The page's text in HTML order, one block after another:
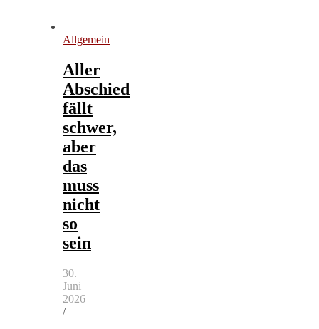
Allgemein
Aller
Abschied
fällt
schwer,
aber
das
muss
nicht
so
sein
30.
Juni
2026
/